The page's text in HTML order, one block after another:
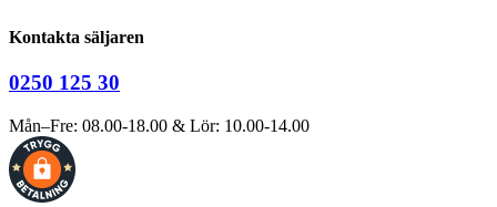
Kontakta säljaren
0250 125 30
Mån–Fre: 08.00-18.00 & Lör: 10.00-14.00